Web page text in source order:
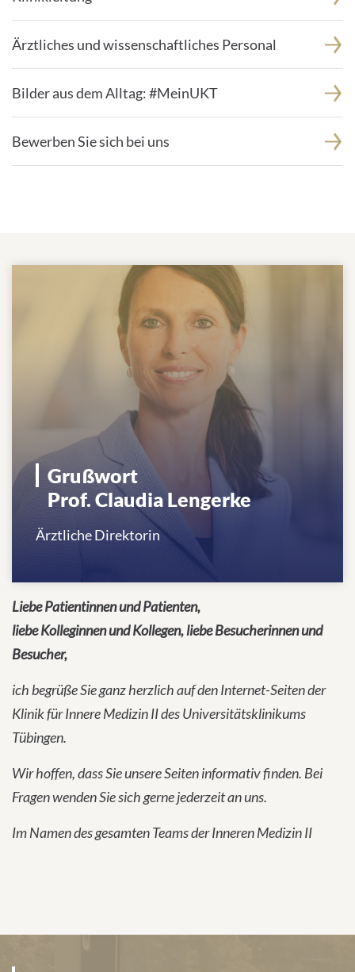
Ärztliches und wissenschaftliches Personal
Bilder aus dem Alltag: #MeinUKT
Bewerben Sie sich bei uns
Grußwort
Prof. Claudia Lengerke
Ärztliche Direktorin
Liebe Patientinnen und Patienten,
liebe Kolleginnen und Kollegen, liebe Besucherinnen und
Besucher,
ich begrüße Sie ganz herzlich auf den Internet-Seiten der
Klinik für Innere Medizin II des Universitätsklinikums
Tübingen.
Wir hoffen, dass Sie unsere Seiten informativ finden. Bei
Fragen wenden Sie sich gerne jederzeit an uns.
Im Namen des gesamten Teams der Inneren Medizin II